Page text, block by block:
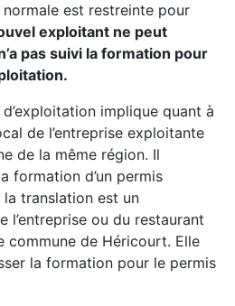
est restreinte pour
exploitant ne peut
pas suivi la formation pour
implique quant à
de l’entreprise exploitante
de la même région. Il
formation d’un permis
la translation est un
l’entreprise ou du restaurant
commune de Héricourt. Elle
la formation pour le permis